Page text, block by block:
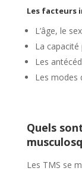
Les facteurs
L’âge, le
La capacité
Les
Les modes
Quels
Les TMS se